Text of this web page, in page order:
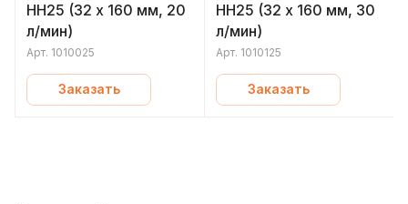
HH25 (32 x 160 мм, 20
л/мин)
Арт. 1010025
Заказать
HH25 (32 x 160 мм, 30
л/мин)
Арт. 1010125
Заказать